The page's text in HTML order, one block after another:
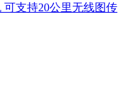
支持20公里无线图传